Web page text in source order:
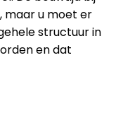
maar u moet er
structuur in
en dat